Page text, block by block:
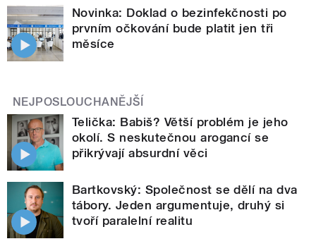
Novinka: Doklad o bezinfekčnosti po
prvním očkování bude platit jen tři
měsíce
NEJPOSLOUCHANĚJŠÍ
Telička: Babiš? Větší problém je jeho
okolí. S neskutečnou arogancí se
přikrývají absurdní věci
Bartkovský: Společnost se dělí na dva
tábory. Jeden argumentuje, druhý si
tvoří paralelní realitu